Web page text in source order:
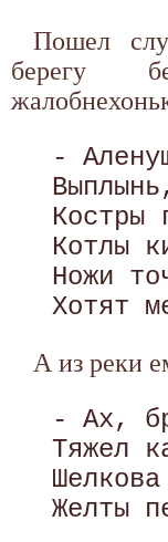
Пошел
берегу
-
Костры
Котлы
Ножи
А из реки
- Ах,
Тяжел